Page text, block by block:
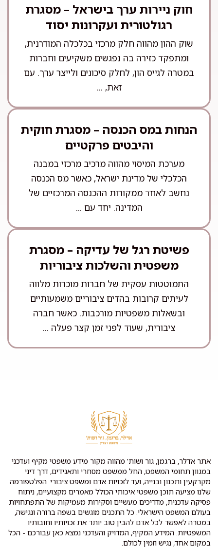
חוק ניירות ערך בישראל – מסגרת
רגולטורית ועקרונות יסוד
שוק ההון מהווה חלק מרכזי בכלכלה המודרנית,
ומתפקד כזירה בה נפגשים משקיעים וחברות
במטרה לגייס הון, לחלק סיכונים ולייצר ערך. עם
זאת, ...
הנחות במס הכנסה – מסגרת חוקית
והיבטים פרקטיים
מערכת המיסוי מהווה מרכיב מרכזי במבנה
הכלכלי של מדינת ישראל, כאשר מס הכנסה
נחשב לאחד ממקורות ההכנסה המרכזיים של
המדינה. יחד עם ...
פשיטת רגל של עדיקה – מסגרת
משפטית והשלכות ציבוריות
התמוטטות עסקית של חברות מוכרות מלווה
לעיתים קרובות בהדים ציבוריים משמעותיים
ובשאלות משפטיות מורכבות. כאשר חברה
ציבורית, שעוד לפני זמן קצר פעלה ...
אתר אדלר, ברגמן, גור ושות' מהווה מקור מידע משפטי מקיף ועדכני
במגוון תחומי המשפט, החל ממשפט מסחרי ותאגידים, דרך דיני
מקרקעין ותכנון ובנייה, ועד לזכויות אדם ומשפט ציבורי. הפלטפורמה
שלנו מציעה תוכן משפטי איכותי הכולל מאמרים מקצועיים, ניתוח
פסיקה עדכנית, מדריכים מעשיים וסקירות מעמיקות של התפתחויות
בעולם המשפט הישראלי. כל התכנים מוגשים בשפה ברורה ונגישה,
במטרה לאפשר לכל אדם להבין טוב יותר את זכויותיו וחובותיו
המשפטיות. המידע המקיף, המדויק והעדכני נמצא כאן עבורכם - הכל
במקום אחד, נגיש וזמין לכולם.